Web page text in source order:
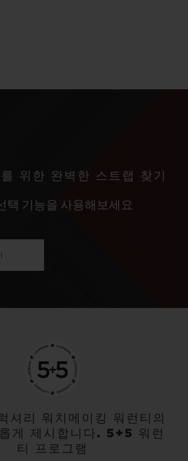
위한 완벽한 스트랩 찾기
택 기능을 사용해보세요
셔리 워치메이킹 워런티의
게 제시합니다. 5+5 워런
티 프로그램